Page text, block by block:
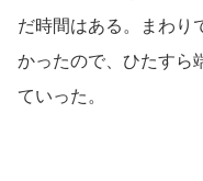
だ時間はある。まわり
かったので、ひたすら
ていった。